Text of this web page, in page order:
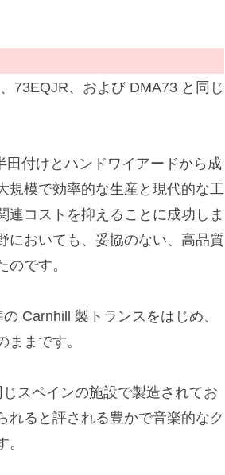
73EQJR、および DMA73 と同じ
田付けとハンドワイアードから成
規模で効率的な生産と現代的な工
コストを抑えることに成功しま
においても、妥協のない、高品質
です。
Carnhill 製トランスをはじめ、
まです。
スペインの施設で製造されてお
れると評される豊かで音楽的なク